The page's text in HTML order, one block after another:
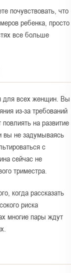
почувствовать, что
ребенка, просто
все больше
для всех женщин. Вы
из-за требований
на развитие
вы не задумываясь
с
сейчас не
триместра.
когда рассказать
риска
многие пары ждут